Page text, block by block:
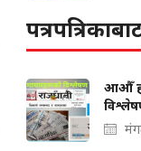
आऔँ